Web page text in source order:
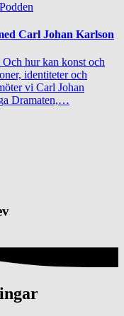
Carl Johan Karlson
Och hur kan konst och
identiteter och
vi Carl Johan
Dramaten,…